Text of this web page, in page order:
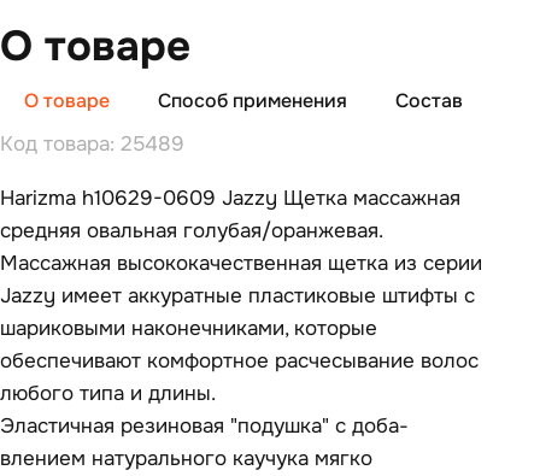
О товаре
О товаре Способ применения Состав
Код товара: 25489
Harizma h10629-0609 Jazzy Щетка массажная
средняя овальная голу­бая/оранжевая.
Массажная высококачественная щетка из серии
Jazzy име­ет аккуратные пластиковые штифты с
шариковыми наконечни­ками, которые
обеспечивают комфортное расчесывание волос
любо­го типа и длины.
Эластичная резиновая "подушка" с доба­
влением натурального каучука мягко